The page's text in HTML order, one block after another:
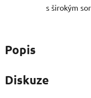
s širokým
Popis
Diskuze